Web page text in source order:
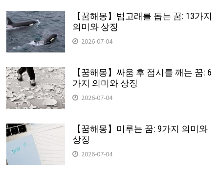
【꿈해몽】범고래를 돕는 꿈: 13가지
의미와 상징
2026-07-04
【꿈해몽】싸움 후 접시를 깨는 꿈: 6
가지 의미와 상징
2026-07-04
【꿈해몽】미루는 꿈: 9가지 의미와
상징
2026-07-04